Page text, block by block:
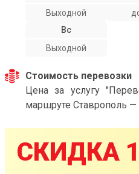
Выходной
Вс
Выходной
Стоимость перевозки
Цена за услугу
маршруте Ставрополь
СКИДКА